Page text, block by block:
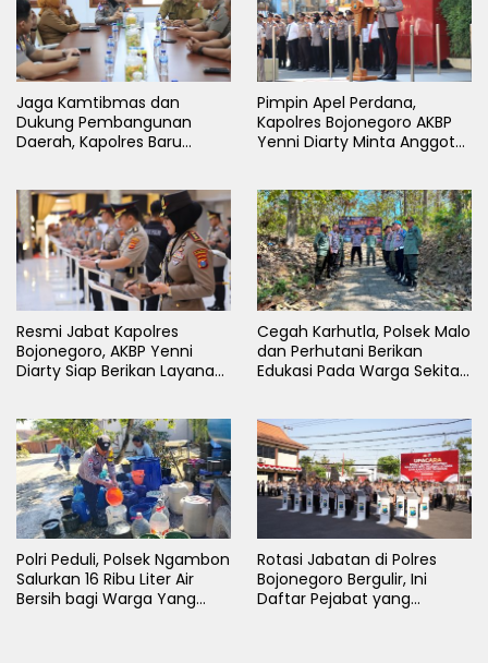
Jaga Kamtibmas dan
Dukung Pembangunan
Daerah, Kapolres Baru
Pimpin Apel Perdana,
Kapolres Bojonegoro AKBP
Yenni Diarty Minta Anggota
Resmi Jabat Kapolres
Bojonegoro, AKBP Yenni
Diarty Siap Berikan Layanan
Cegah Karhutla, Polsek Malo
dan Perhutani Berikan
Edukasi Pada Warga Sekitar
Polri Peduli, Polsek Ngambon
Salurkan 16 Ribu Liter Air
Bersih bagi Warga Yang
Rotasi Jabatan di Polres
Bojonegoro Bergulir, Ini
Daftar Pejabat yang